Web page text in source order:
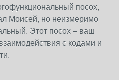
посох,
Моисей, но неизмеримо
Этот посох – ваш
с кодами и